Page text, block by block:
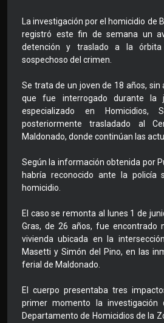
La investigación por el homicidio de
registró este fin de semana un
detención y traslado a la órbita
sospechoso del crimen.
Se trata de un joven de 18 años, sin
que fue interrogado durante la
especializado en Homicidios,
posteriormente trasladado al
Maldonado, donde continúan las
Según la información obtenida por
habría reconocido ante la policía
homicidio.
El caso se remonta al lunes 1 de
Gras, de 26 años, fue encontrado
vivienda ubicada en la
Masetti y Simón del Pino, en las
ferial de Maldonado.
El cuerpo presentaba tres
primer momento la investigación
Departamento de Homicidios de la